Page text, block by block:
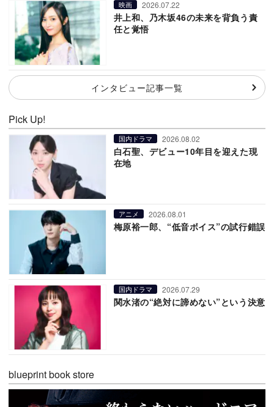
映画 2026.07.22
井上和、乃木坂46の未来を背負う責
任と覚悟
インタビュー記事一覧
Pick Up!
国内ドラマ 2026.08.02
白石聖、デビュー10年目を迎えた現
在地
アニメ 2026.08.01
梅原裕一郎、“低音ボイス”の試行錯誤
国内ドラマ 2026.07.29
関水渚の“絶対に諦めない”という決意
blueprint book store